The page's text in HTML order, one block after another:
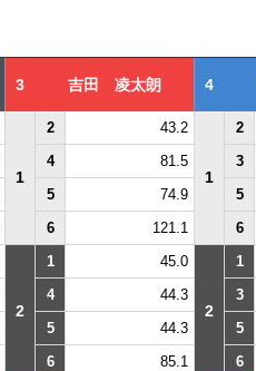
3 吉田 凌太朗 4
1
2 43.2
1
2
4 81.5 3
5 74.9 5
6 121.1 6
2
1 45.0
2
1
4 44.3 3
5 44.3 5
6 85.1 6